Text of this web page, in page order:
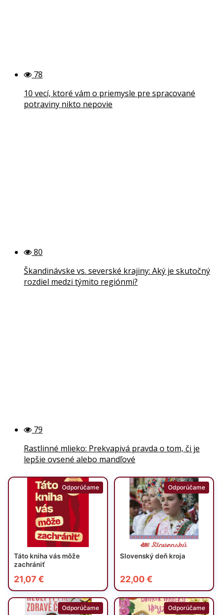
78
10 vecí, ktoré vám o priemysle pre spracované
potraviny nikto nepovie
80
Škandinávske vs. severské krajiny: Aký je skutočný
rozdiel medzi týmito regiónmi?
79
Rastlinné mlieko: Prekvapivá pravda o tom, či je
lepšie ovsené alebo mandľové